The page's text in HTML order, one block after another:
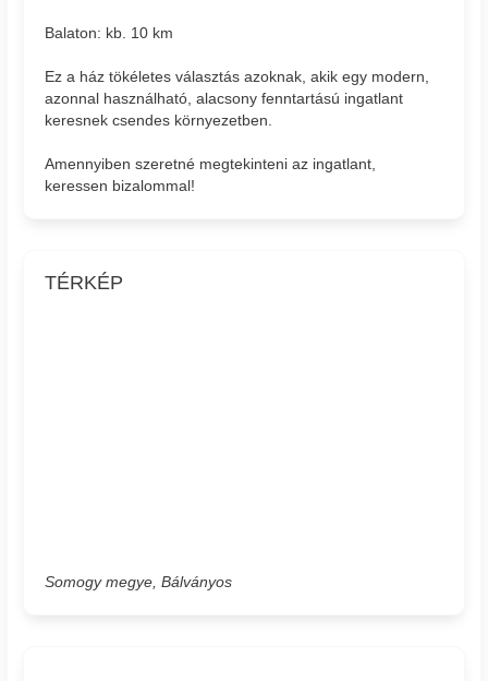
Balaton: kb. 10 km
Ez a ház tökéletes választás azoknak, akik egy modern,
azonnal használható, alacsony fenntartású ingatlant
keresnek csendes környezetben.
Amennyiben szeretné megtekinteni az ingatlant,
keressen bizalommal!
TÉRKÉP
Somogy megye, Bálványos